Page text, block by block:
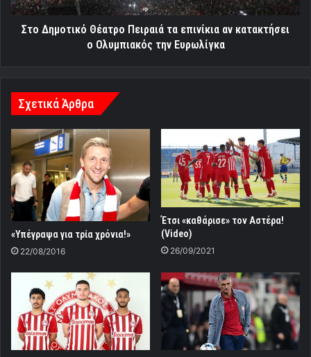
ο
Ολυμπιακός
Στο Δημοτικό Θέατρο Πειραιά τα επινίκια αν κατακτήσει
ο Ολυμπιακός την Ευρωλίγκα
Σχετικά Άρθρα
«Υπέγραψα για τρία χρόνια!»
22/08/2016
Έτσι «καθάρισε» τον Αστέρα!
(Video)
26/09/2021